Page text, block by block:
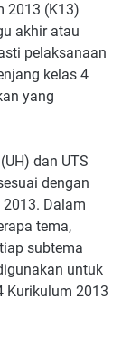
2013 (K13)
akhir atau
pelaksanaan
kelas 4
yang
dan UTS
dengan
Dalam
tema,
subtema
untuk
Kurikulum 2013